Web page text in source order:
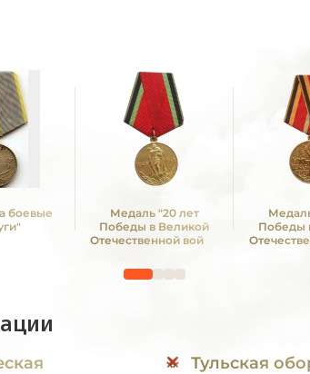
боевые
Медаль "20 лет
Победы в Великой
Отечественной войне
Победы
Тульская